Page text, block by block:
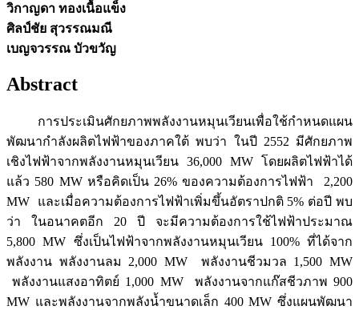
วิกาญดา ทองเนื้อแข็ง
ศิลป์ชัย สุวรรณมณี
เบญจวรรณ บัวขวัญ
Abstract
การประเมินศักยภาพพลังงานหมุนเวียนเพื่อใช้กำหนดแผน
พัฒนากำลังผลิตไฟฟ้าของภาคใต้ พบว่า ในปี 2552 มีศักยภาพ
เชิงไฟฟ้าจากพลังงานหมุนเวียน 36,000 MW โดยผลิตไฟฟ้าได้
แล้ว 580 MW หรือคิดเป็น 26% ของความต้องการไฟฟ้า 2,200
MW และเมื่อความต้องการไฟฟ้าเพิ่มขึ้นอัตราปกติ 5% ต่อปี พบ
ว่า ในอนาคตอีก 20 ปี จะมีความต้องการใช้ไฟฟ้าประมาณ
5,800 MW ซึ่งเป็นไฟฟ้าจากพลังงานหมุนเวียน 100% ที่ได้จาก
พลังงาน พลังงานลม 2,000 MW พลังงานชีวมวล 1,500 MW
พลังงานแสงอาทิตย์ 1,000 MW พลังงานจากแก๊สชีวภาพ 900
MW และพลังงานจากพลังน้ำขนาดเล็ก 400 MW ซึ่งแผนพัฒนา